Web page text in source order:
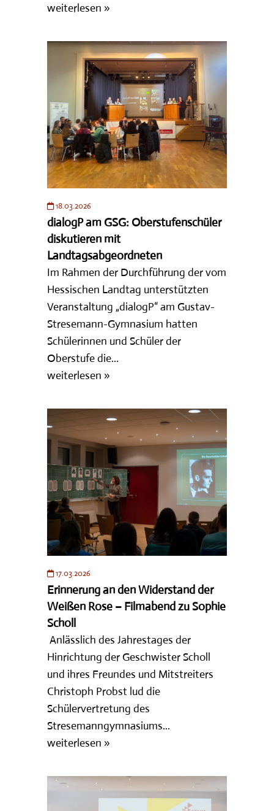
weiterlesen »
18.03.2026
dialogP am GSG: Oberstufenschüler
diskutieren mit
Landtagsabgeordneten
Im Rahmen der Durchführung der vom
Hessischen Landtag unterstützten
Veranstaltung „dialogP“ am Gustav-
Stresemann-Gymnasium hatten
Schülerinnen und Schüler der
Oberstufe die...
weiterlesen »
17.03.2026
Erinnerung an den Widerstand der
Weißen Rose – Filmabend zu Sophie
Scholl
Anlässlich des Jahrestages der
Hinrichtung der Geschwister Scholl
und ihres Freundes und Mitstreiters
Christoph Probst lud die
Schülervertretung des
Stresemanngymnasiums...
weiterlesen »